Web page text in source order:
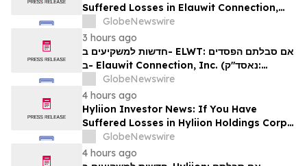
Suffered Losses in Elauwit Connection,
Inc. (NASDAQ: ELWT), You Are
Encouraged to Contact The Rosen Law
Firm About Your Rights
GlobeNewswire
3 hours ago
חדשות למשקיעים ב- ELWT: אם סבלתם הפסדים
ב- Elauwit Connection, Inc. (נאסד"ק:
ELWT), אתם מוזמנים ליצור קשר עם משרד רוזן
עורכי דין בנוגע לזכויותיכם
GlobeNewswire
4 hours ago
Hyliion Investor News: If You Have
Suffered Losses in Hyliion Holdings Corp.
(NYSE American: HYLN), You Are
Encouraged to Contact The Rosen Law
GlobeNewswire
4 hours ago